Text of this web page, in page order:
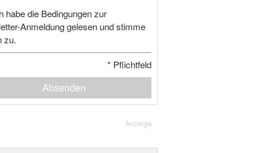
habe die Bedingungen zur
Anmeldung gelesen und stimme
zu.
* Pflichtfeld
Absenden
Anzeige